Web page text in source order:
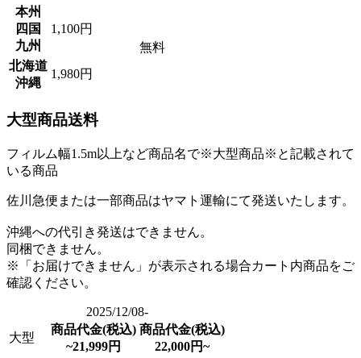
本州
四国
九州
1,100円
無料
北海道
沖縄
1,980円
大型商品送料
フィルム幅1.5m以上など商品名で※大型商品※と記載されて
いる商品
佐川急便または一部商品はヤマト運輸にて発送いたします。
沖縄への代引き発送はできません。
同梱できません。
※「お届けできません」が表示される場合カート内商品をご
確認ください。
大型
商品代金(税込)
~21,999円
商品代金(税込)
22,000円~
2025/12/08-